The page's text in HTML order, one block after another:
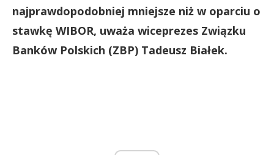
najprawdopodobniej mniejsze niż w oparciu o
stawkę WIBOR, uważa wiceprezes Związku
Banków Polskich (ZBP) Tadeusz Białek.